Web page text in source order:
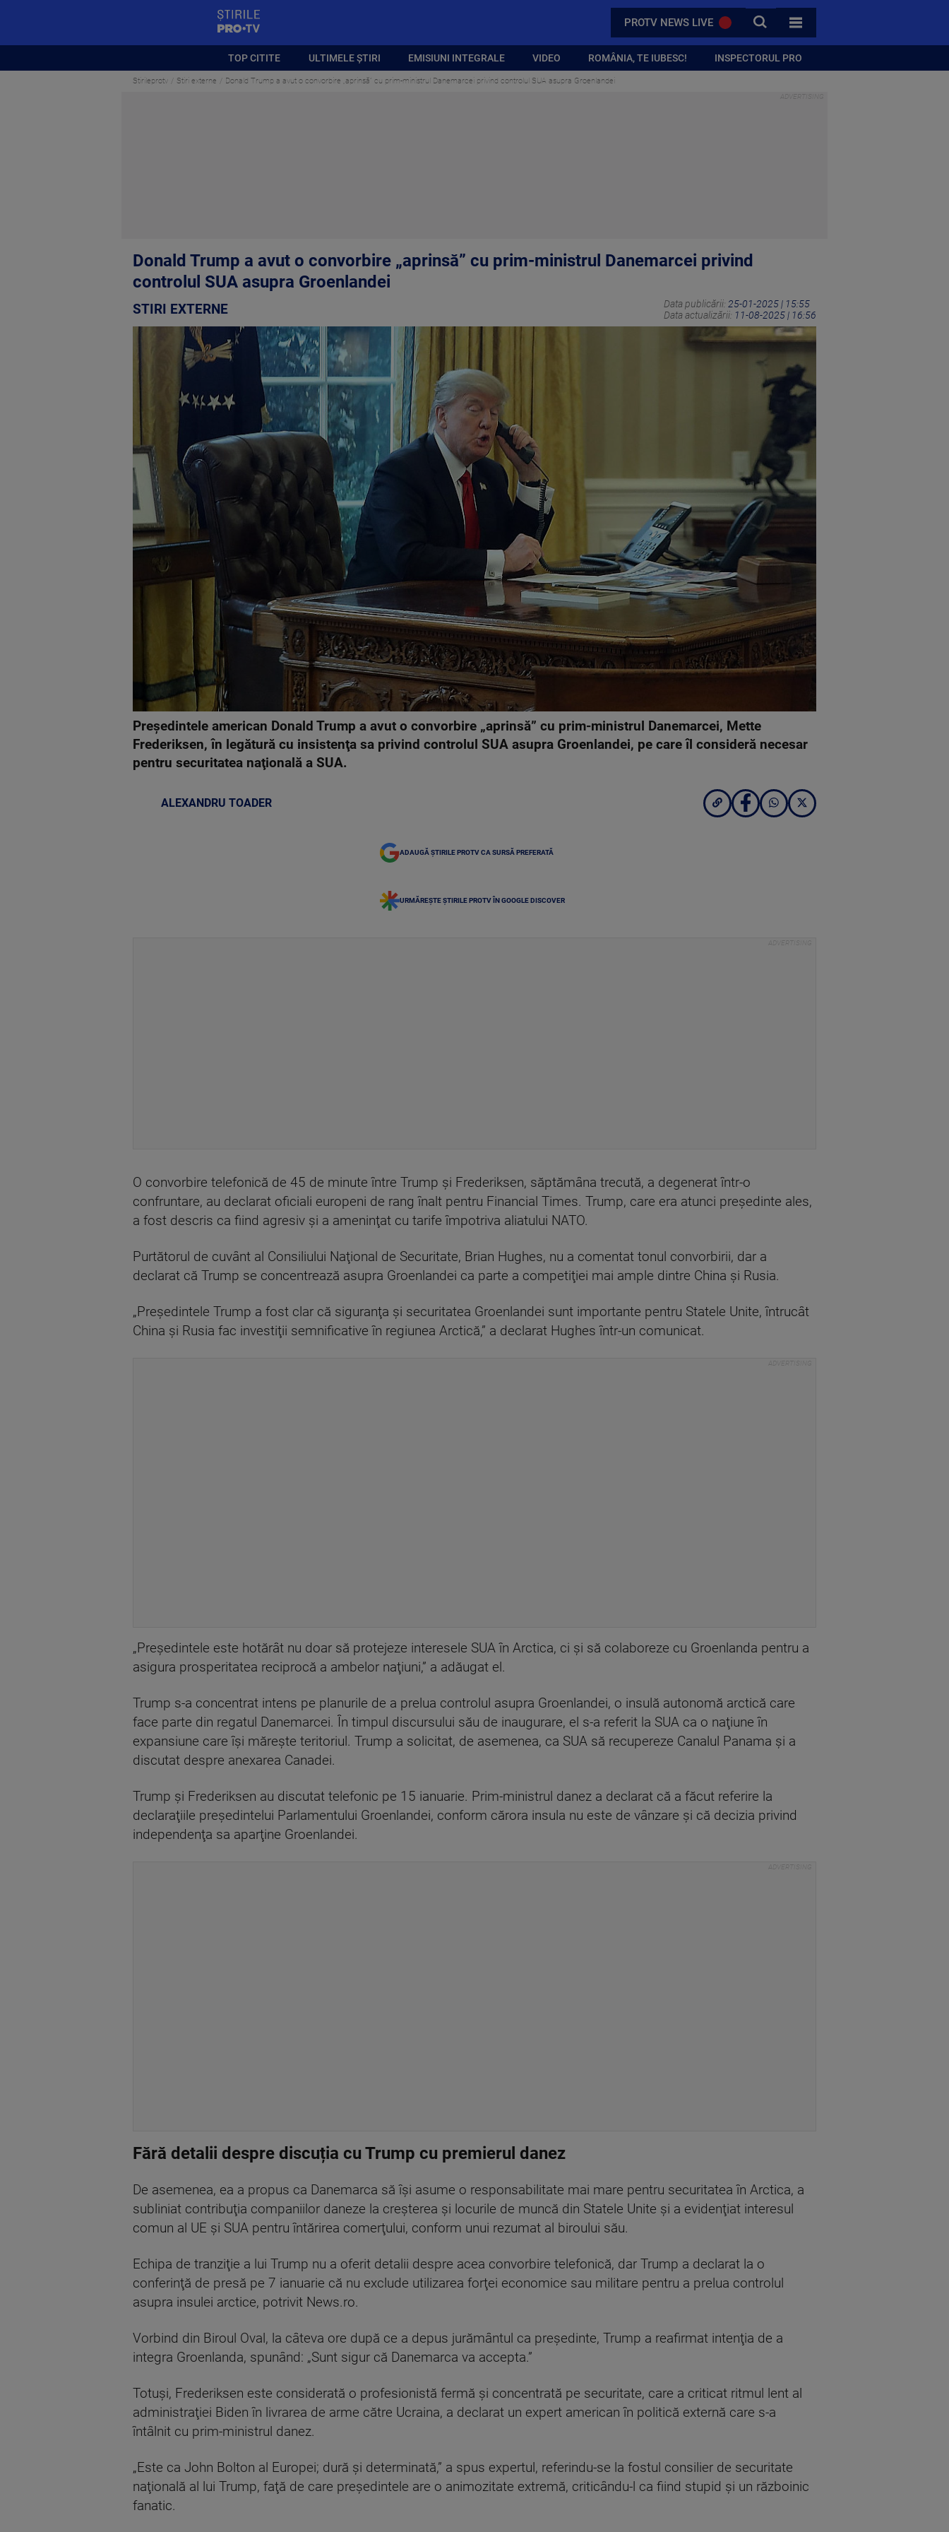
PROTV NEWS LIVE CAUTA
TOATE CATEGORIILE
TOP CITITE ULTIMELE ȘTIRI EMISIUNI INTEGRALE VIDEO ROMÂNIA, TE IUBESC! INSPECTORUL PRO
Stirileprotv Stiri externe Donald Trump a avut o convorbire „aprinsă” cu prim-ministrul Danemarcei privind controlul SUA asupra Groenlandei
Donald Trump a avut o convorbire „aprinsă” cu prim-ministrul Danemarcei privind
controlul SUA asupra Groenlandei
STIRI EXTERNE Data publicării: 25-01-2025 | 15:55
Data actualizării: 11-08-2025 | 16:56
Preşedintele american Donald Trump a avut o convorbire „aprinsă” cu prim-ministrul Danemarcei, Mette
Frederiksen, în legătură cu insistenţa sa privind controlul SUA asupra Groenlandei, pe care îl consideră necesar
pentru securitatea naţională a SUA.
ALEXANDRU TOADER
ADAUGĂ ȘTIRILE PROTV CA SURSĂ PREFERATĂ
URMĂREȘTE ȘTIRILE PROTV ÎN GOOGLE DISCOVER
O convorbire telefonică de 45 de minute între Trump şi Frederiksen, săptămâna trecută, a degenerat într-o
confruntare, au declarat oficiali europeni de rang înalt pentru Financial Times. Trump, care era atunci preşedinte ales,
a fost descris ca fiind agresiv şi a ameninţat cu tarife împotriva aliatului NATO.
Purtătorul de cuvânt al Consiliului Naţional de Securitate, Brian Hughes, nu a comentat tonul convorbirii, dar a
declarat că Trump se concentrează asupra Groenlandei ca parte a competiţiei mai ample dintre China şi Rusia.
„Preşedintele Trump a fost clar că siguranţa şi securitatea Groenlandei sunt importante pentru Statele Unite, întrucât
China şi Rusia fac investiţii semnificative în regiunea Arctică,” a declarat Hughes într-un comunicat.
„Preşedintele este hotărât nu doar să protejeze interesele SUA în Arctica, ci şi să colaboreze cu Groenlanda pentru a
asigura prosperitatea reciprocă a ambelor naţiuni,” a adăugat el.
Trump s-a concentrat intens pe planurile de a prelua controlul asupra Groenlandei, o insulă autonomă arctică care
face parte din regatul Danemarcei. În timpul discursului său de inaugurare, el s-a referit la SUA ca o naţiune în
expansiune care îşi măreşte teritoriul. Trump a solicitat, de asemenea, ca SUA să recupereze Canalul Panama şi a
discutat despre anexarea Canadei.
Trump şi Frederiksen au discutat telefonic pe 15 ianuarie. Prim-ministrul danez a declarat că a făcut referire la
declaraţiile preşedintelui Parlamentului Groenlandei, conform cărora insula nu este de vânzare şi că decizia privind
independenţa sa aparţine Groenlandei.
Fără detalii despre discuția cu Trump cu premierul danez
De asemenea, ea a propus ca Danemarca să îşi asume o responsabilitate mai mare pentru securitatea în Arctica, a
subliniat contribuţia companiilor daneze la creşterea şi locurile de muncă din Statele Unite şi a evidenţiat interesul
comun al UE şi SUA pentru întărirea comerţului, conform unui rezumat al biroului său.
Echipa de tranziţie a lui Trump nu a oferit detalii despre acea convorbire telefonică, dar Trump a declarat la o
conferinţă de presă pe 7 ianuarie că nu exclude utilizarea forţei economice sau militare pentru a prelua controlul
asupra insulei arctice, potrivit News.ro.
Vorbind din Biroul Oval, la câteva ore după ce a depus jurământul ca preşedinte, Trump a reafirmat intenţia de a
integra Groenlanda, spunând: „Sunt sigur că Danemarca va accepta.”
Totuşi, Frederiksen este considerată o profesionistă fermă şi concentrată pe securitate, care a criticat ritmul lent al
administraţiei Biden în livrarea de arme către Ucraina, a declarat un expert american în politică externă care s-a
întâlnit cu prim-ministrul danez.
„Este ca John Bolton al Europei; dură şi determinată,” a spus expertul, referindu-se la fostul consilier de securitate
naţională al lui Trump, faţă de care preşedintele are o animozitate extremă, criticându-l ca fiind stupid şi un războinic
fanatic.